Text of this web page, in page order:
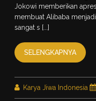
Jokowi memberikan
membuat Alibaba
sangat s [...]
SELENGKAPNYA
Karya Jiwa Indonesia